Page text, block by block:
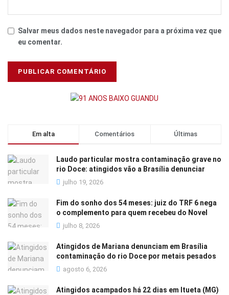
Salvar meus dados neste navegador para a próxima vez que
eu comentar.
Em alta Comentários Últimas
Laudo particular mostra contaminação grave no
rio Doce: atingidos vão a Brasília denunciar
julho 19, 2026
Fim do sonho dos 54 meses: juiz do TRF 6 nega
o complemento para quem recebeu do Novel
julho 8, 2026
Atingidos de Mariana denunciam em Brasília
contaminação do rio Doce por metais pesados
agosto 6, 2026
Atingidos acampados há 22 dias em Itueta (MG)